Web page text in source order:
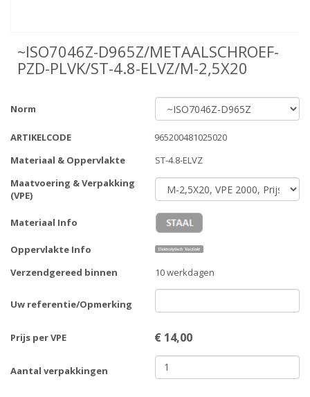
~ISO7046Z-D965Z/METAALSCHROEF-
PZD-PLVK/ST-4.8-ELVZ/M-2,5X20
Norm
ARTIKELCODE
965200481025020
Materiaal & Oppervlakte
ST-4.8-ELVZ
Maatvoering & Verpakking
(VPE)
Materiaal Info
Oppervlakte Info
Verzendgereed binnen
10 werkdagen
Uw referentie/Opmerking
Prijs per VPE € 14,00
Aantal verpakkingen